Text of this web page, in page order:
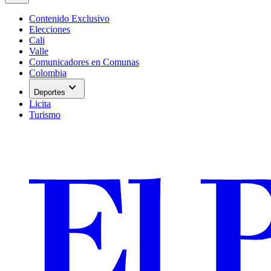
Contenido Exclusivo
Elecciones
Cali
Valle
Comunicadores en Comunas
Colombia
Deportes expand_more
Licita
Turismo